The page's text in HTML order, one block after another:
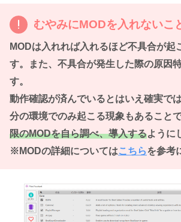
むやみにMODを入れないこ
MODは入れれば入れるほど不具合が起
す。また、不具合が発生した際の原因
す。
動作確認が済んでいるとはいえ確実で
分の環境でのみ起こる現象もあることで
限のMODを自ら調べ、導入するように
※MODの詳細についてはこちらを参考